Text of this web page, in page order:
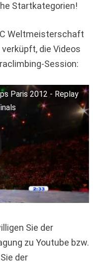
Startkategorien!
Weltmeisterschaft
die Videos
Session:
Paris 2012 - Replay
Sie der
zu Youtube bzw.
der